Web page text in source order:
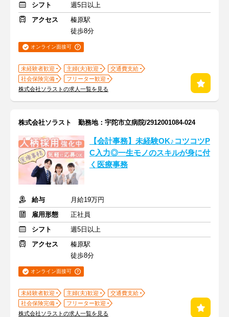
シフト
週5日以上
アクセス
榛原駅
徒歩8分
オンライン面接可
未経験者歓迎 主婦(夫)歓迎
交通費支給
社会保険完備
フリーター歓迎
株式会社ソラストの求人一覧を見る
株式会社ソラスト 勤務地：宇陀市立病院/2912001084-024
【会計事務】未経験OK♪コツコツP
C入力◎一生モノのスキルが身に付
く医療事務
給与
月給19万円
雇用形態
正社員
シフト
週5日以上
アクセス
榛原駅
徒歩8分
オンライン面接可
未経験者歓迎 主婦(夫)歓迎
交通費支給
社会保険完備
フリーター歓迎
株式会社ソラストの求人一覧を見る